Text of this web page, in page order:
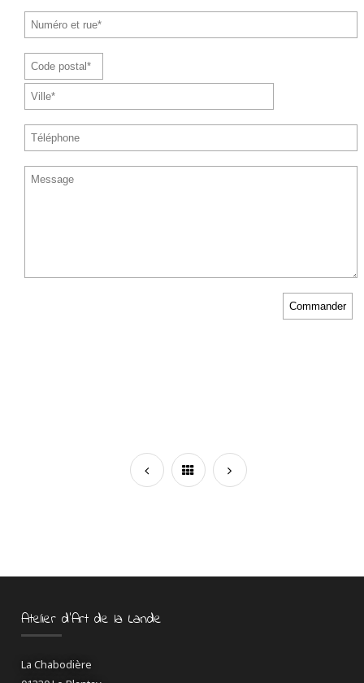
Atelier d’Art de la Lande
La Chabodière